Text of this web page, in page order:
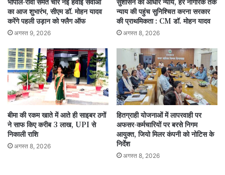
का आज शुभारंभ, सीएम डॉ. मोहन यादव
करेंगे पहली उड़ान को फ्लैग ऑफ
अगस्त 9, 2026
न्याय की पहुंच सुनिश्चित करना सरकार
की प्राथमिकता : CM डॉ. मोहन यादव
अगस्त 8, 2026
बीमा की रकम खाते में आते ही साइबर ठगों
ने साफ किए करीब 3 लाख, UPI से
निकाली राशि
अगस्त 8, 2026
हितग्राही योजनाओं में लापरवाही पर
अफसर-कर्मचारियों पर बरसे निगम
आयुक्त, जियो मिलर कंपनी को नोटिस के
निर्देश
अगस्त 8, 2026